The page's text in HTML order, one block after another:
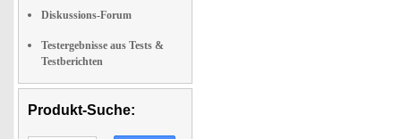
Diskussions-Forum
Testergebnisse aus Tests &
Testberichten
Produkt-Suche: